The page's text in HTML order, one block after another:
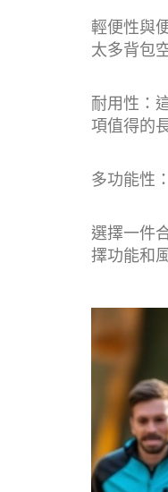
輕便性與
太多背包
耐用性：
項值得的
多功能性
選擇一件
擇功能和